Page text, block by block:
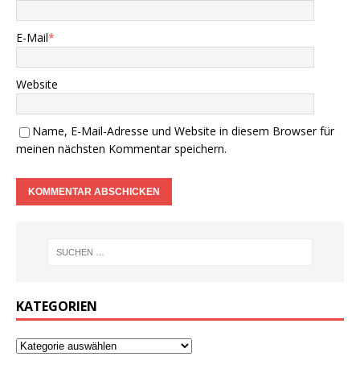
E-Mail*
Website
Name, E-Mail-Adresse und Website in diesem Browser für
meinen nächsten Kommentar speichern.
KATEGORIEN